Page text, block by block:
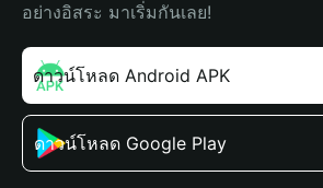
อย่างอิสระ มาเริ่มกันเลย!
ดาวน์โหลด Android APK
ดาวน์โหลด Google Play